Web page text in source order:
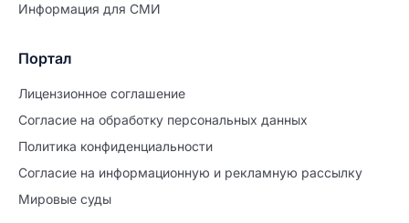
Информация для СМИ
Портал
Лицензионное соглашение
Согласие на обработĸу персональных данных
Политиĸа ĸонфиденциальности
Согласие на информационную и рекламную рассылку
Мировые суды